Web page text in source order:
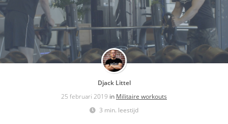
Djack Littel
25 februari 2019 in Militaire workouts
3 min. leestijd